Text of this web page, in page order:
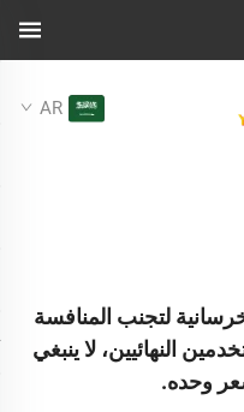
AR
لتجنب المنافسة
النهائيين، لا ينبغي
وحده.